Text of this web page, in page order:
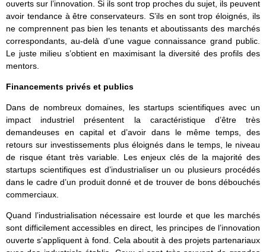
ouverts sur l’innovation. Si ils sont trop proches du sujet, ils peuvent
avoir tendance à être conservateurs. S’ils en sont trop éloignés, ils
ne comprennent pas bien les tenants et aboutissants des marchés
correspondants, au-delà d’une vague connaissance grand public.
Le juste milieu s’obtient en maximisant la diversité des profils des
mentors.
Financements privés et publics
Dans de nombreux domaines, les startups scientifiques avec un
impact industriel présentent la caractéristique d’être très
demandeuses en capital et d’avoir dans le même temps, des
retours sur investissements plus éloignés dans le temps, le niveau
de risque étant très variable. Les enjeux clés de la majorité des
startups scientifiques est d’industrialiser un ou plusieurs procédés
dans le cadre d’un produit donné et de trouver de bons débouchés
commerciaux.
Quand l’industrialisation nécessaire est lourde et que les marchés
sont difficilement accessibles en direct, les principes de l’innovation
ouverte s’appliquent à fond. Cela aboutit à des projets partenariaux